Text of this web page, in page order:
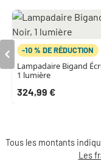
-10 % DE RÉDUCTION
Lampadaire Bigand
1 lumière
324,99 €
Tous les montants
Les